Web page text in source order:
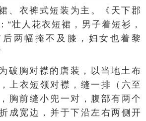
、衣裤式短装为主。《 天下郡
“壮人花衣短裙 ，男子着短衫，
两幅掩不及膝，妇女也着黎
破胸对襟的 唐装 ，以当地土布
，上衣短领对襟，缝一排（六至
胸前缝小兜一对，腹部有两个
成宽边，并于下沿左右两侧开